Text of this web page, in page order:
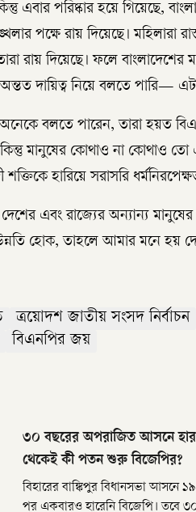
এবার পরিষ্কার হয়ে গিয়েছে,
পক্ষে রায় দিয়েছে। মহিলারা
রায় দিয়েছে। ফলে
দায়িত্ব নিয়ে বলতে পারি—
বলতে পারেন, তারা হয়ত
মানুষের কোথাও না কোথাও
হারিয়ে সরাসরি
এবং রাজ্যের অন্যান্য মানুষের
হোক, তাহলে আমার মনে হয়
ত্রয়োদশ জাতীয় সংসদ নির্বাচন
বিএনপির জয়
৩০ বছরের অপরাজিত আসনে হার,
থেকেই কী পতন শুরু বিজেপির?
বিহারের বাঙ্কিপুর বিধানসভা আসনে
পর একবারও হারেনি বিজেপি। তবে